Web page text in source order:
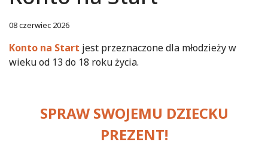
08 czerwiec 2026
Konto na Start jest przeznaczone dla młodzieży w
wieku od 13 do 18 roku życia.
SPRAW SWOJEMU DZIECKU
PREZENT!